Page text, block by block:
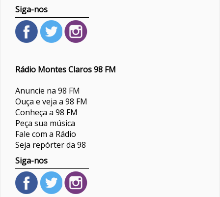
Siga-nos
Rádio Montes Claros 98 FM
Anuncie na 98 FM
Ouça e veja a 98 FM
Conheça a 98 FM
Peça sua música
Fale com a Rádio
Seja repórter da 98
Siga-nos